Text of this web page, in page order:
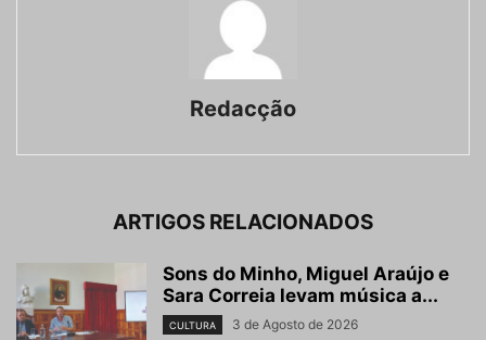
Redacção
ARTIGOS RELACIONADOS
Sons do Minho, Miguel Araújo e
Sara Correia levam música a...
CULTURA 3 de Agosto de 2026